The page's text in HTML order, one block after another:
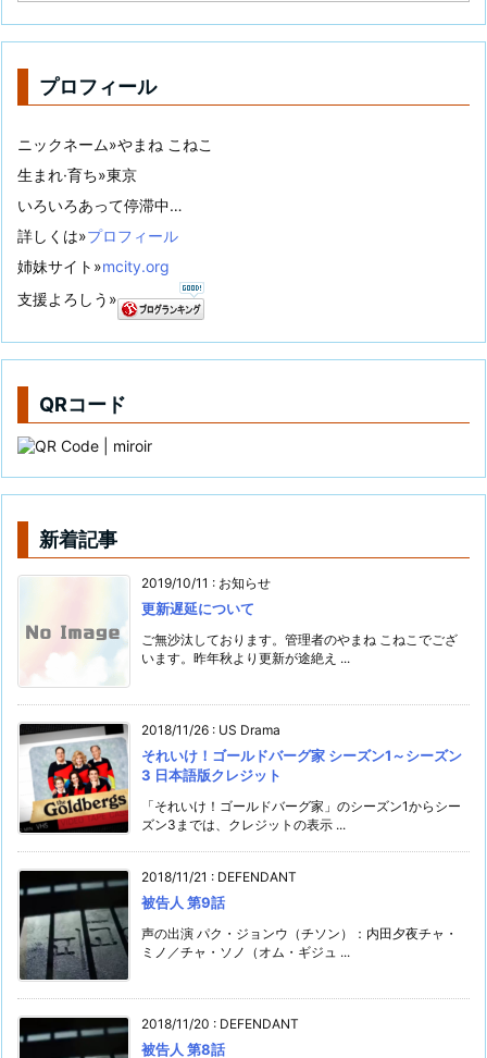
プロフィール
ニックネーム»やまね こねこ
生まれ·育ち»東京
いろいろあって停滞中…
詳しくは»プロフィール
姉妹サイト»mcity.org
支援よろしう»
QRコード
新着記事
2019/10/11 : お知らせ
更新遅延について
ご無沙汰しております。管理者のやまね こねこでござ
います。昨年秋より更新が途絶え ...
2018/11/26 : US Drama
それいけ！ゴールドバーグ家 シーズン1～シーズン
3 日本語版クレジット
「それいけ！ゴールドバーグ家」のシーズン1からシー
ズン3までは、クレジットの表示 ...
2018/11/21 : DEFENDANT
被告人 第9話
声の出演 パク・ジョンウ（チソン）：内田夕夜チャ・
ミノ／チャ・ソノ（オム・ギジュ ...
2018/11/20 : DEFENDANT
被告人 第8話